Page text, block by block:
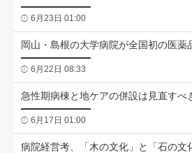
6月23日 01:00
岡山・島根の大学病院が全国初の医薬
6月22日 08:33
急性期病棟と地ケアの併設は見直すべ
6月17日 01:00
病院経営考、「木の文化」と「石の文